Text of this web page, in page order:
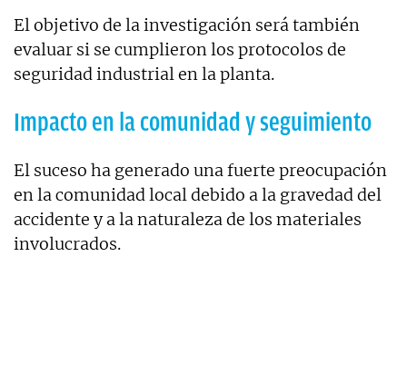
El objetivo de la investigación será también
evaluar si se cumplieron los protocolos de
seguridad industrial en la planta.
Impacto en la comunidad y seguimiento
El suceso ha generado una fuerte preocupación
en la comunidad local debido a la gravedad del
accidente y a la naturaleza de los materiales
involucrados.